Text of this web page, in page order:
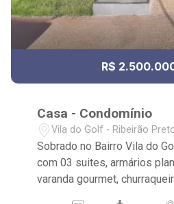
R$
Casa - Condomínio
Vila do Golf - Ribeirão
Sobrado no Bairro Vila do
com 03 suites, armários
varanda gourmet, churraqueira